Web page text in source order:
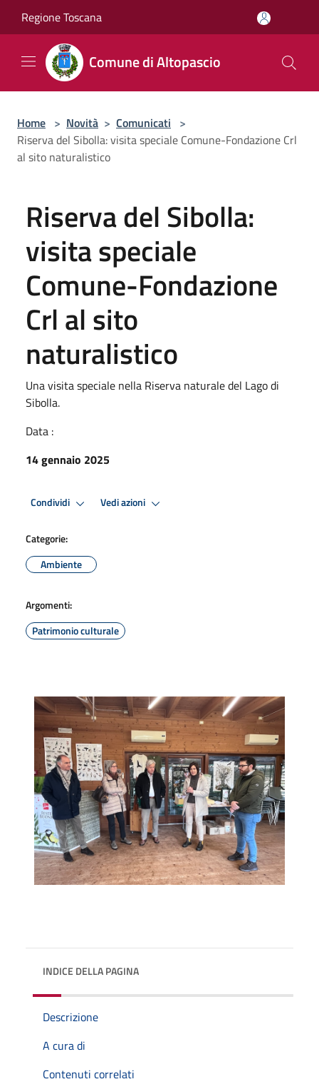
Regione Toscana
Comune di Altopascio
Home > Novità > Comunicati >
Riserva del Sibolla: visita speciale Comune-Fondazione Crl
al sito naturalistico
Riserva del Sibolla:
visita speciale
Comune-Fondazione
Crl al sito
naturalistico
Una visita speciale nella Riserva naturale del Lago di
Sibolla.
Data :
14 gennaio 2025
Condividi Vedi azioni
Categorie:
Ambiente
Argomenti:
Patrimonio culturale
INDICE DELLA PAGINA
Descrizione
A cura di
Contenuti correlati